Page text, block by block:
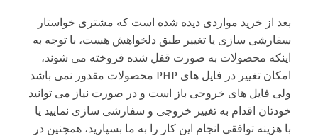
بعد از خرید مواردی دیده شده است که مشتری خواستار
سفارشی سازی یا تغییر طبق دلخواهش هست، با توجه به
اینکه محصولات به صورت قفل شده فروخته می شوند،
امکان تغییر در فایل های PHP محصولات مقدور نمی باشد
ولی فایل های خروجی باز است و در صورت نیاز می توانید
خودتان اقدام به تغییر خروجی و سفارشی سازی نمایید یا
با هزینه توافقی انجام این کار را به ما بسپارید، همچنین در